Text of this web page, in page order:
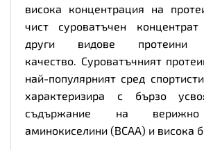
висока концентрация на
чист суроватъчен
други видове
качество. Суроватъчният
най-популярният сред
характеризира с бързо
съдържание на верижно
аминокиселини (BCAA) и висока